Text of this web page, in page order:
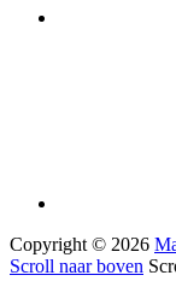
Copyright © 2026
Scroll naar boven